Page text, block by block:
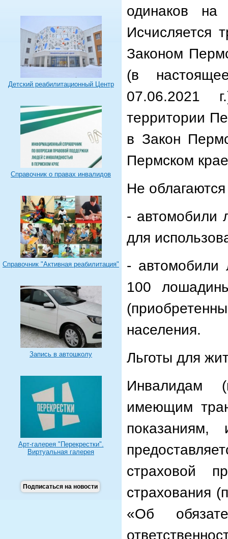
Детский реабилитационный Центр
Справочник о правах инвалидов
Справочник "Активная реабилитация"
Запись в автошколу
Арт-галерея "Перекрестки".
Виртуальная галерея
Подписаться на новости
одинаков на
Исчисляется
Законом
(в
07.06.2021
территории
в Закон
Пермском
Не
- автомобили
для
- автомобили
100
населения.
Льготы для
Инвалидам
имеющим
показаниям,
страховой
страхования
«Об